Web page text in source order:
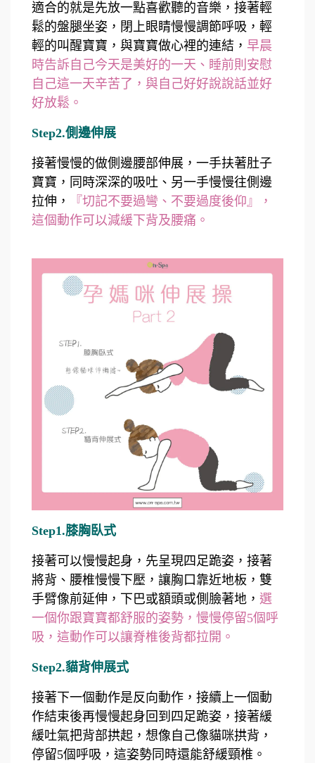
適合的就是先放一點喜歡聽的音樂，接著輕
鬆的盤腿坐姿，閉上眼睛慢慢調節呼吸，輕
輕的叫醒寶寶，與寶寶做心裡的連結， 早晨
時告訴自己今天是美好的一天、睡前則安慰
自己這一天辛苦了，與自己好好說說話並好
好放鬆。
Step2.側邊伸展
接著慢慢的做側邊腰部伸展，一手扶著肚子
寶寶，同時深深的吸吐、另一手慢慢往側邊
拉伸，
『切記不要過彎、不要過度後仰』，
這個動作可以減緩下背及腰痛。
Step1.膝胸臥式
接著可以慢慢起身，先呈現四足跪姿，接著
將背、腰椎慢慢下壓，讓胸口靠近地板，雙
手臂像前延伸，下巴或額頭或側臉著地， 選
一個你跟寶寶都舒服的姿勢，慢慢停留5個呼
吸，這動作可以讓脊椎後背都拉開。
Step2.貓背伸展式
接著下一個動作是反向動作，接續上一個動
作結束後再慢慢起身回到四足跪姿，接著緩
緩吐氣把背部拱起，想像自己像貓咪拱背，
停留5個呼吸，這姿勢同時還能舒緩頸椎。